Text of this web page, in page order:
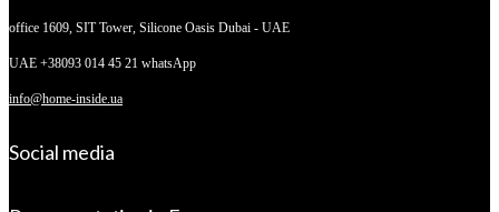
office 1609, SIT Tower, Silicone Oasis Dubai - UAE
UAE +38093 014 45 21 whatsApp
info@home-inside.ua
Social media